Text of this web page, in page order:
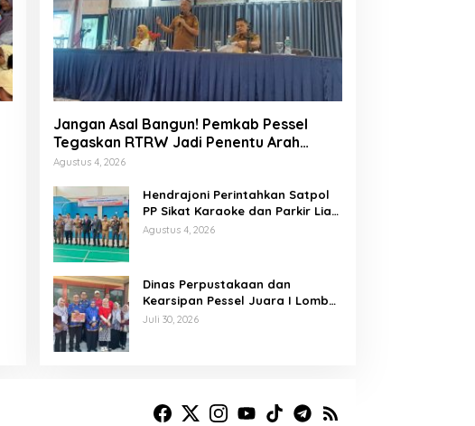
Jangan Asal Bangun! Pemkab Pessel
Tegaskan RTRW Jadi Penentu Arah
Pembangunan
Agustus 4, 2026
Hendrajoni Perintahkan Satpol
PP Sikat Karaoke dan Parkir Liar
di Pesisir Selatan
Agustus 4, 2026
Dinas Perpustakaan dan
Kearsipan Pessel Juara I Lomba
Memasak Palai Bada dan
Juli 30, 2026